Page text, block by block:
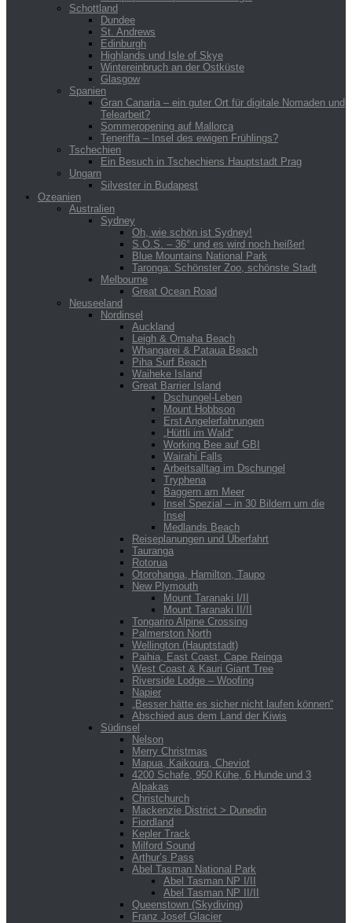
Schottland
Dundee
St. Andrews
Edinburgh
Highlands und Isle of Skye
Wintereinbruch an der Ostküste
Glasgow
Spanien
Gran Canaria – ein guter Ort für digitale Nomaden und
Telearbeit?
Sommeropening auf Mallorca
Teneriffa – Insel des ewigen Frühlings?
Tschechien
Ein Besuch in Tschechiens Hauptstadt Prag
Ungarn
Silvester in Budapest
Ozeanien
Australien
Sydney
Oh, wie schön ist Sydney!
S.O.S. – 36° und es wird noch heißer!
Blue Mountains National Park
Taronga: Schönster Zoo, schönste Stadt
Melbourne
Great Ocean Road
Neuseeland
Nordinsel
Auckland
Leigh & Omaha Beach
Whangarei & Pataua Beach
Piha Surf Beach
Waiheke Island
Great Barrier Island
Dschungel-Leben
Mount Hobbson
Erst Angelerfahrungen
„Hüttli im Wald“
Working Bee auf GBI
Wairahi Falls
Arbeitsalltag im Dschungel
Tryphena
Baggern am Meer
Insel Spezial – in 30 Bildern um die
Insel
Medlands Beach
Reiseplanungen und Überfahrt
Tauranga
Rotorua
Otorohanga, Hamilton, Taupo
New Plymouth
Mount Taranaki I/II
Mount Taranaki II/II
Tongariro Alpine Crossing
Palmerston North
Wellington (Hauptstadt)
Paihia, East Coast, Cape Reinga
West Coast & Kauri Giant Tree
Riverside Lodge – Woofing
Napier
„Besser hätte es sicher nicht laufen können“
Abschied aus dem Land der Kiwis
Südinsel
Nelson
Merry Christmas
Mapua, Kaikoura, Cheviot
4200 Schafe, 950 Kühe, 6 Hunde und 3
Alpakas
Christchurch
Mackenzie District > Dunedin
Fiordland
Kepler Track
Milford Sound
Arthur’s Pass
Abel Tasman National Park
Abel Tasman NP I/II
Abel Tasman NP II/II
Queenstown (Skydiving)
Franz Josef Glacier